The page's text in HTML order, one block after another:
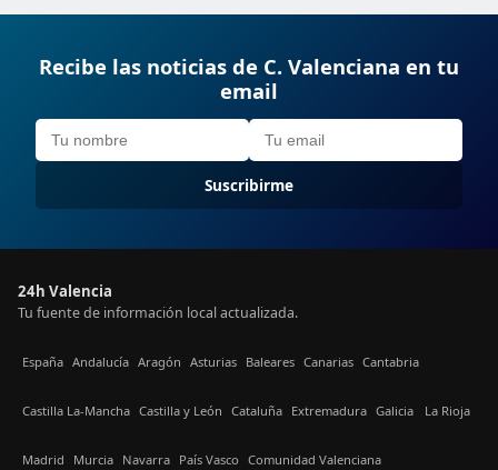
Recibe las noticias de C. Valenciana en tu
email
Suscribirme
24h Valencia
Tu fuente de información local actualizada.
España Andalucía Aragón Asturias Baleares Canarias Cantabria
Castilla La-Mancha Castilla y León Cataluña Extremadura Galicia La Rioja
Madrid Murcia Navarra País Vasco Comunidad Valenciana